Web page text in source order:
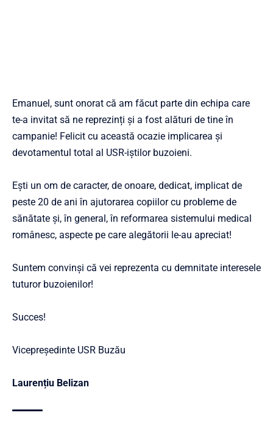
Emanuel, sunt onorat că am făcut parte din echipa care
te-a invitat să ne reprezinți și a fost alături de tine în
campanie! Felicit cu această ocazie implicarea și
devotamentul total al USR-iștilor buzoieni.
Ești un om de caracter, de onoare, dedicat, implicat de
peste 20 de ani în ajutorarea copiilor cu probleme de
sănătate și, în general, în reformarea sistemului medical
românesc, aspecte pe care alegătorii le-au apreciat!
Suntem convinși că vei reprezenta cu demnitate interesele
tuturor buzoienilor!
Succes!
Vicepreședinte USR Buzău
Laurențiu Belizan